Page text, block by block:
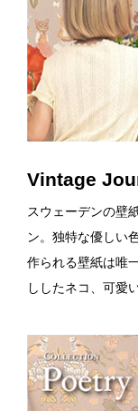
Vintage
スウェーデンの壁
ン。独特な優しい
作られる壁紙は唯
ししたネコ、可愛